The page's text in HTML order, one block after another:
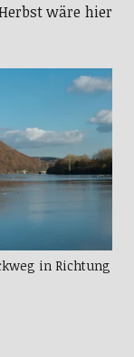
wäre hier
in Richtung